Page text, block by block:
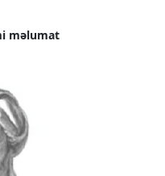
məlumat